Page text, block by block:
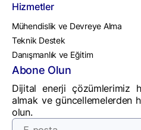
Hizmetler
Mühendislik ve Devreye Alma
Teknik Destek
Danışmanlık ve Eğitim
Abone Olun
Dijital enerji çözümlerimiz
almak ve güncellemelerden
olun.